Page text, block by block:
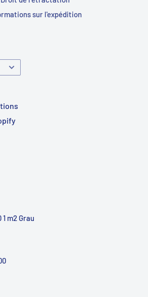
sur l'expédition
m2 Grau